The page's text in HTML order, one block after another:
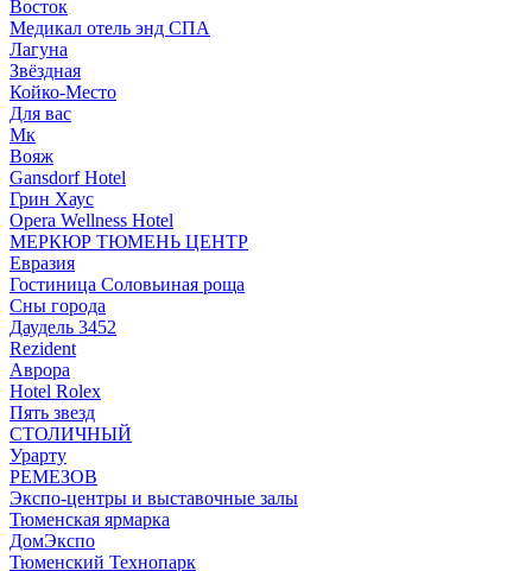
Восток
Медикал отель энд СПА
Лагуна
Звёздная
Койко-Место
Для вас
Мк
Вояж
Gansdorf Hotel
Грин Хаус
Opera Wellness Hotel
МЕРКЮР ТЮМЕНЬ ЦЕНТР
Евразия
Гостиница Соловьиная роща
Сны города
Даудель 3452
Rezident
Аврора
Hotel Rolex
Пять звезд
СТОЛИЧНЫЙ
Урарту
РЕМЕЗОВ
Экспо-центры и выставочные залы
Тюменская ярмарка
ДомЭкспо
Тюменский Технопарк